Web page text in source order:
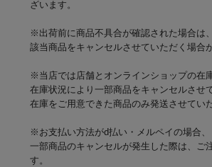
ざいます。
※出荷前に商品不具合が確認された場合は、
該当商品をキャンセルさせていただく場合
※当店では店舗とオンラインショップの在
在庫状況により一部商品をキャンセルさせ
在庫をご用意できた商品のみ発送させてい
※お支払い方法がd払い・メルペイの場合、
一部商品のキャンセルが発生した際は、ご
す。